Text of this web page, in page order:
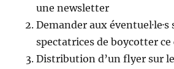
une newsletter
Demander aux
spectatrices de boycotter ce
Distribution d’un flyer sur